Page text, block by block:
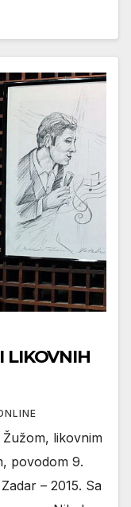
LIKOVNIH
likovnim
povodom 9.
– 2015. Sa